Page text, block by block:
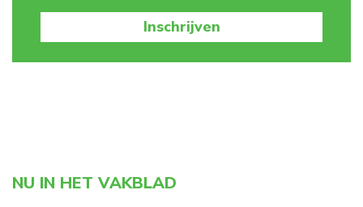
Inschrijven
NU IN HET VAKBLAD